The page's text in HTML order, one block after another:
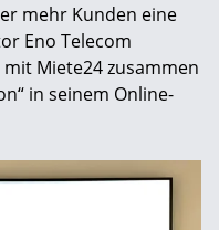
mehr Kunden eine
Eno Telecom
Miete24 zusammen
in seinem Online-